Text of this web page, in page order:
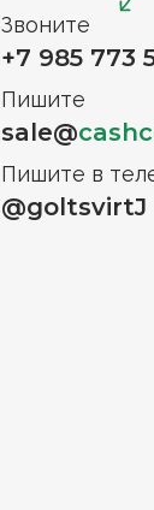
@goltsvirtJ
Пишите в
sale@
Пишите
+7 985 773
Звоните